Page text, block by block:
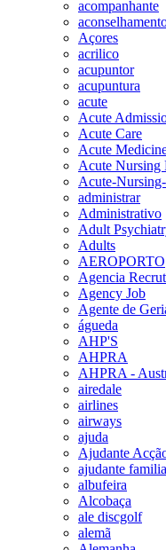
acompanhante
Açores
acrilico
acupuntor
acupuntura
acute
Acute
Acute Care
Acute
Acute Nursing
Acute-
administrar
Administrativo
Adult
Adults
AEROPORTO
Agencia
Agency Job
Agente de
águeda
AHP'S
AHPRA
AHPRA -
airedale
airlines
airways
ajuda
Ajudante
ajudante
albufeira
Alcobaça
ale discgolf
alemã